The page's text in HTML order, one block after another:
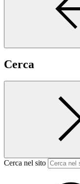
Cerca
Cerca nel sito